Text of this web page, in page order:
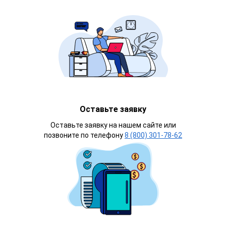
Оставьте заявку
Оставьте заявку на нашем сайте или
позвоните по телефону8 (800) 301-78-62